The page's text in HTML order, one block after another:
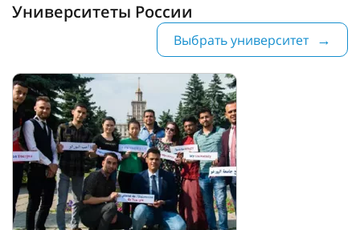
Университеты России
Выбрать университет